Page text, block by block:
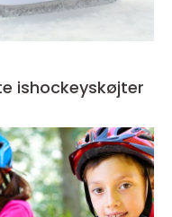
ishockeyskøjter